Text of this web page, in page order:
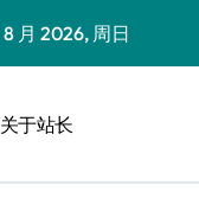
8 月 2026, 周日
关于站长